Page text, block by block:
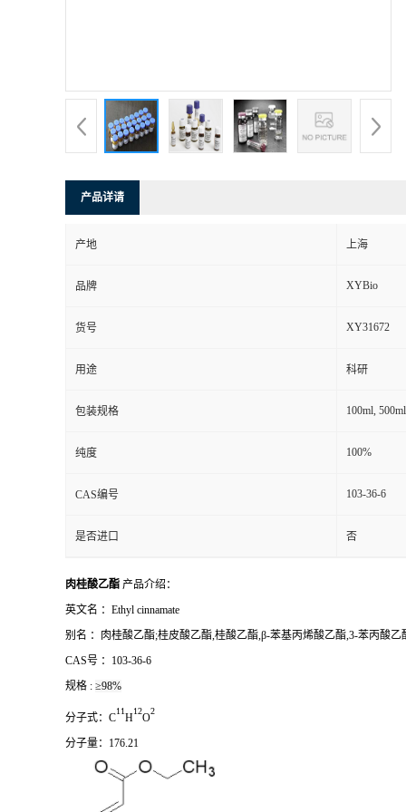
产品详请
产地 上海
品牌 XYBio
货号 XY31672
用途 科研
包装规格 100ml, 500ml
纯度 100%
CAS编号 103-36-6
是否进口 否
肉桂酸乙酯 产品介绍：
英文名 ： Ethyl cinnamate
别名 ：
肉桂酸乙酯;桂皮酸乙酯,桂酸乙酯,β-苯基丙烯酸乙酯,3-苯丙酸乙
CAS号 ： 103-36-6
规格 : ≥98%
分子式： C
1 1
H
12
O
2
分子量： 176.21